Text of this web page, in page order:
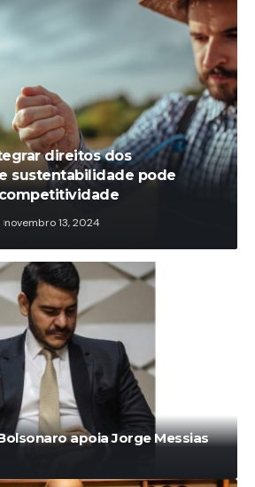
direitos dos
sustentabilidade pode
novembro 13, 2024
apoia Jorge Messias